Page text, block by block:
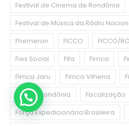
Festival de Cinema de Rondônia
Festival de Música da Rádio
Fhemeron
FICCO FICCO/RO
Fies Social
Fifa Fimca
Fimca Jaru
Fimca Vilhena
Fiocruz Rondônia
Fiscalização
Força Expedicionária Brasileira